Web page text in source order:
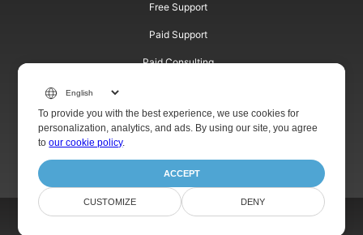
Free Support
Paid Support
Paid Consulting
Websites
© Aspose Pty Ltd 2001-2024. All Rights Reserved.
To provide you with the best experience, we use cookies for
personalization, analytics, and ads. By using our site, you agree
toour cookie policy.
ACCEPT
CUSTOMIZE DENY